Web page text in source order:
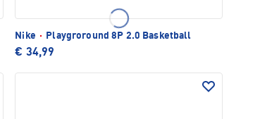
Nike · Playgroround 8P 2.0 Basketball
€ 34,99